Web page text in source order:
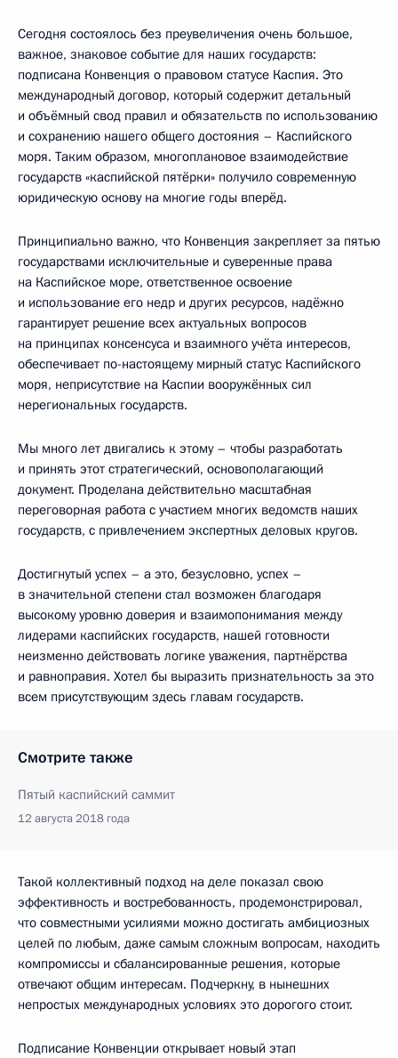
Сегодня состоялось без преувеличения очень большое,
важное, знаковое событие для наших государств:
подписана Конвенция о правовом статусе Каспия. Это
международный договор, который содержит детальный
и объёмный свод правил и обязательств по использованию
и сохранению нашего общего достояния – Каспийского
моря. Таким образом, многоплановое взаимодействие
государств «каспийской пятёрки» получило современную
юридическую основу на многие годы вперёд.
Принципиально важно, что Конвенция закрепляет за пятью
государствами исключительные и суверенные права
на Каспийское море, ответственное освоение
и использование его недр и других ресурсов, надёжно
гарантирует решение всех актуальных вопросов
на принципах консенсуса и взаимного учёта интересов,
обеспечивает по-настоящему мирный статус Каспийского
моря, неприсутствие на Каспии вооружённых сил
нерегиональных государств.
Мы много лет двигались к этому – чтобы разработать
и принять этот стратегический, основополагающий
документ. Проделана действительно масштабная
переговорная работа с участием многих ведомств наших
государств, с привлечением экспертных деловых кругов.
Достигнутый успех – а это, безусловно, успех –
в значительной степени стал возможен благодаря
высокому уровню доверия и взаимопонимания между
лидерами каспийских государств, нашей готовности
неизменно действовать логике уважения, партнёрства
и равноправия. Хотел бы выразить признательность за это
всем присутствующим здесь главам государств.
Смотрите также
Пятый каспийский саммит
12 августа 2018 года
Такой коллективный подход на деле показал свою
эффективность и востребованность, продемонстрировал,
что совместными усилиями можно достигать амбициозных
целей по любым, даже самым сложным вопросам, находить
компромиссы и сбалансированные решения, которые
отвечают общим интересам. Подчеркну, в нынешних
непростых международных условиях это дорогого стоит.
Подписание Конвенции открывает новый этап